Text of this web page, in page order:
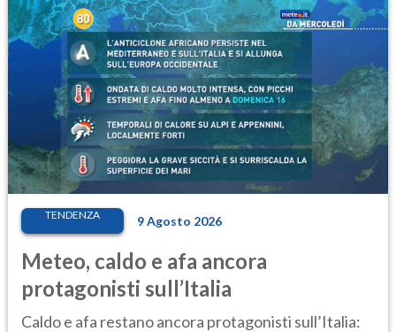
TENDENZA 9 Agosto 2026
Meteo, caldo e afa ancora
protagonisti sull’Italia
Caldo e afa restano ancora protagonisti sull’Italia: